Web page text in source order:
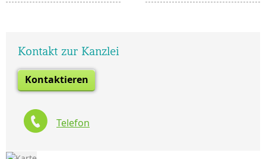
Kontakt zur Kanzlei
Kontaktieren
Telefon